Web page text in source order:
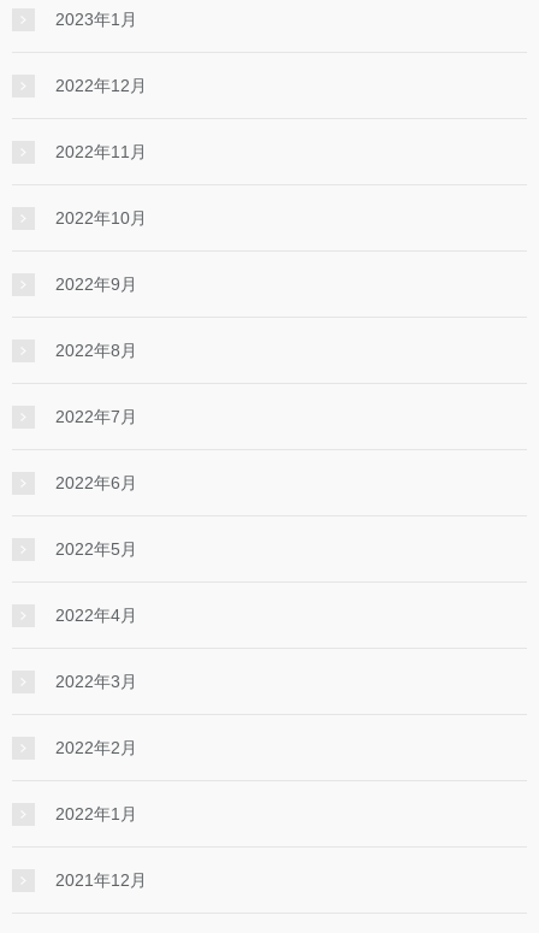
2023年1月
2022年12月
2022年11月
2022年10月
2022年9月
2022年8月
2022年7月
2022年6月
2022年5月
2022年4月
2022年3月
2022年2月
2022年1月
2021年12月